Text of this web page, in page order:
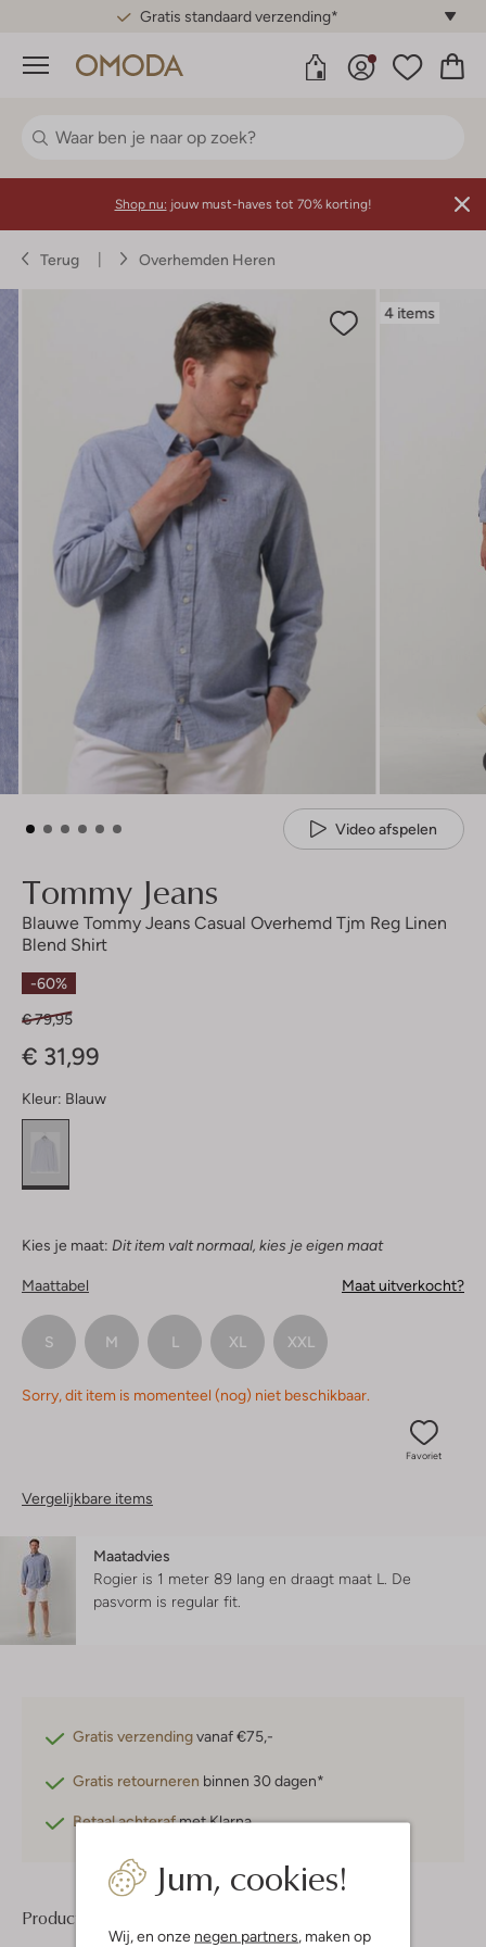
Gratis standaard verzending*
Menu
Jum, cookies!
Wij, en onze negen partners, maken op
Shop nu: jouw must-haves tot 70% korting!
Terug Overhemden Heren
4 items
Video afspelen
Tommy Jeans
Blauwe Tommy Jeans Casual Overhemd Tjm Reg Linen
Blend Shirt
-60%
€ 79,95
€ 31,99
Kleur: Blauw
Kies je maat: Dit item valt normaal, kies je eigen maat
Maattabel Maat uitverkocht?
S M L XL XXL
Sorry, dit item is momenteel (nog) niet beschikbaar.
Favoriet
Vergelijkbare items
Maatadvies
Rogier is 1 meter 89 lang en draagt maat L. De
pasvorm is regular fit
Gratis verzendingvanaf €75,-
Gratis retourneren binnen 30 dagen*
Betaal achterafmet Klarna
Product informatie